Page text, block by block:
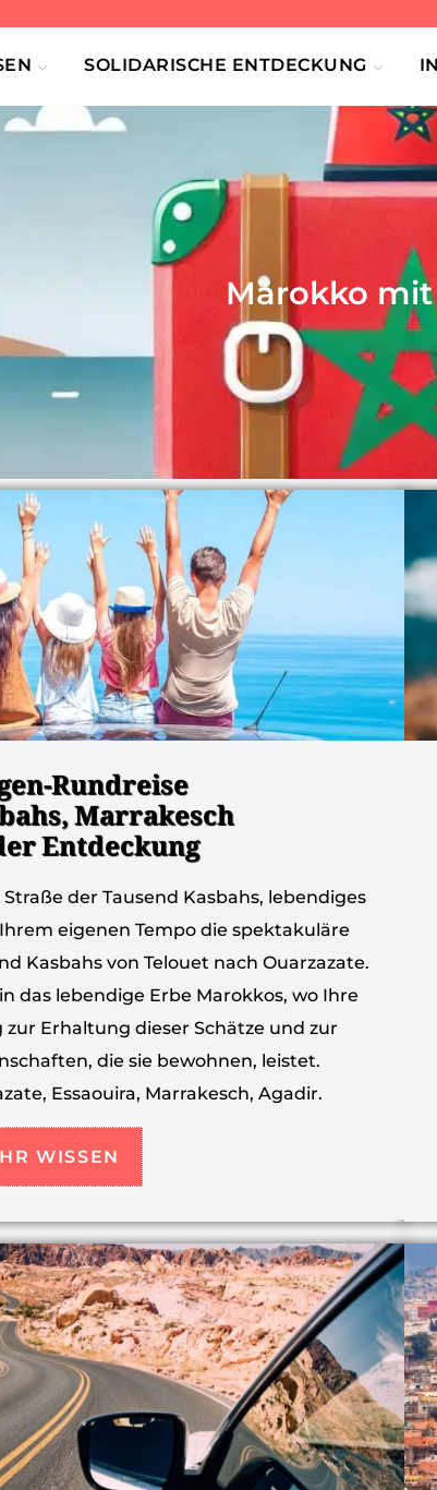
SOLIDARISCHE ENTDECKUNG
Marokko
Rundreise
Marrakesch
Entdeckung
der Tausend Kasbahs, lebendiges
eigenen Tempo die spektakuläre
Kasbahs von Telouet nach Ouarzazate.
das lebendige Erbe Marokkos, wo Ihre
Erhaltung dieser Schätze und zur
die sie bewohnen, leistet.
Essaouira, Marrakesch, Agadir.
WISSEN